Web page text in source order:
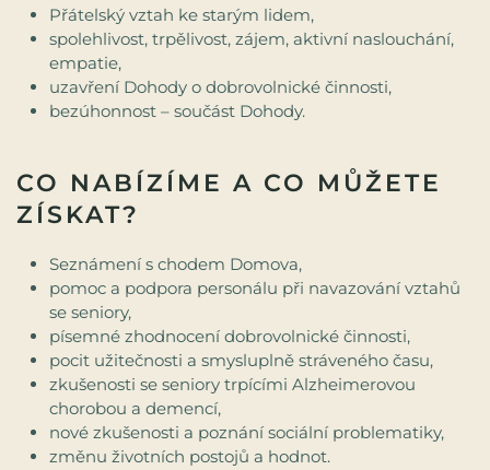
Přátelský vztah ke starým lidem,
spolehlivost, trpělivost, zájem, aktivní naslouchání,
empatie,
uzavření Dohody o dobrovolnické činnosti,
bezúhonnost – součást Dohody.
CO NABÍZÍME A CO MŮŽETE
ZÍSKAT?
Seznámení s chodem Domova,
pomoc a podpora personálu při navazování vztahů
se seniory,
písemné zhodnocení dobrovolnické činnosti,
pocit užitečnosti a smysluplně stráveného času,
zkušenosti se seniory trpícími Alzheimerovou
chorobou a demencí,
nové zkušenosti a poznání sociální problematiky,
změnu životních postojů a hodnot.